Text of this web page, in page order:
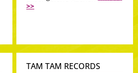
>>
TAM TAM RECORDS